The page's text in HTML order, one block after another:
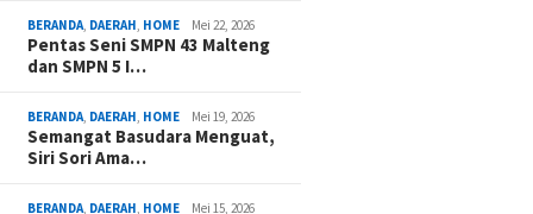
BERANDA, DAERAH, HOME Mei 22, 2026
Pentas Seni SMPN 43 Malteng
dan SMPN 5 I…
BERANDA, DAERAH, HOME Mei 19, 2026
Semangat Basudara Menguat,
Siri Sori Ama…
BERANDA, DAERAH, HOME Mei 15, 2026